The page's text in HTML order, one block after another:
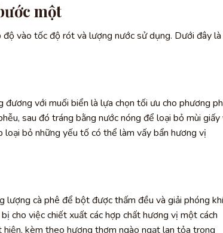
một
vào tốc độ rót và lượng nước sử dụng. Dưới đây là
với muối biển là lựa chọn tối ưu cho phương
sau đó tráng bằng nước nóng để loại bỏ mùi giấy
bỏ những yếu tố có thể làm vấy bẩn hương vị
cà phê để bột được thấm đều và giải phóng khí
cho việc chiết xuất các hợp chất hương vị một cách
kèm theo hương thơm ngào ngạt lan tỏa trong